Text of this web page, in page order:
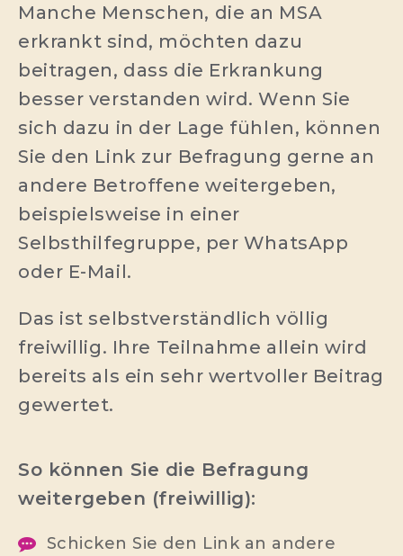
Manche Menschen, die an MSA
erkrankt sind, möchten dazu
beitragen, dass die Erkrankung
besser verstanden wird. Wenn Sie
sich dazu in der Lage fühlen, können
Sie den Link zur Befragung gerne an
andere Betroffene weitergeben,
beispielsweise in einer
Selbsthilfegruppe, per WhatsApp
oder E-Mail.
Das ist selbstverständlich völlig
freiwillig. Ihre Teilnahme allein wird
bereits als ein sehr wertvoller Beitrag
gewertet.
So können Sie die Befragung
weitergeben (freiwillig):
Schicken Sie den Link an andere